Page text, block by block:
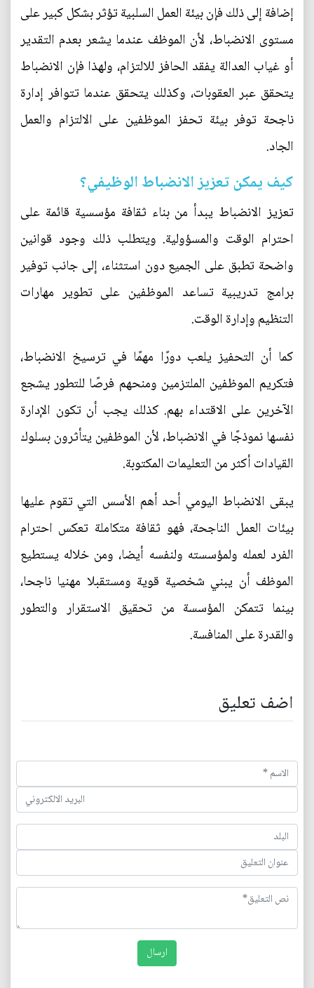
إضافة إلى ذلك فإن بيئة العمل السلبية تؤثر بشكل كبير على
مستوى الانضباط، لأن الموظف عندما يشعر بعدم التقدير
أو غياب العدالة يفقد الحافز للالتزام، ولهذا فإن الانضباط
يتحقق عبر العقوبات، وكذلك يتحقق عندما تتوافر إدارة
ناجحة توفر بيئة تحفز الموظفين على الالتزام والعمل
الجاد.
كيف يمكن تعزيز الانضباط الوظيفي؟
تعزيز الانضباط يبدأ من بناء ثقافة مؤسسية قائمة على
احترام الوقت والمسؤولية. ويتطلب ذلك وجود قوانين
واضحة تطبق على الجميع دون استثناء، إلى جانب توفير
برامج تدريبية تساعد الموظفين على تطوير مهارات
التنظيم وإدارة الوقت.
كما أن التحفيز يلعب دورًا مهمًا في ترسيخ الانضباط،
فتكريم الموظفين الملتزمين ومنحهم فرصًا للتطور يشجع
الآخرين على الاقتداء بهم. كذلك يجب أن تكون الإدارة
نفسها نموذجًا في الانضباط، لأن الموظفين يتأثرون بسلوك
القيادات أكثر من التعليمات المكتوبة.
يبقى الانضباط اليومي أحد أهم الأسس التي تقوم عليها
بيئات العمل الناجحة، فهو ثقافة متكاملة تعكس احترام
الفرد لعمله ولمؤسسته ولنفسه أيضا، ومن خلاله يستطيع
الموظف أن يبني شخصية قوية ومستقبلا مهنيا ناجحا،
بينما تتمكن المؤسسة من تحقيق الاستقرار والتطور
والقدرة على المنافسة.
اضف تعليق